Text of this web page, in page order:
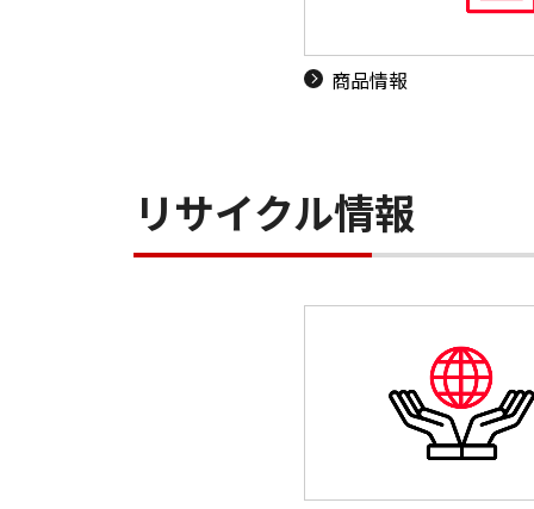
商品情報
リサイクル情報